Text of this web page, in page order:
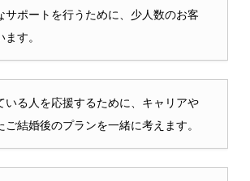
サポートを行うために、少人数のお客
す。
いる人を応援するために、キャリアや
結婚後のプランを一緒に考えます。